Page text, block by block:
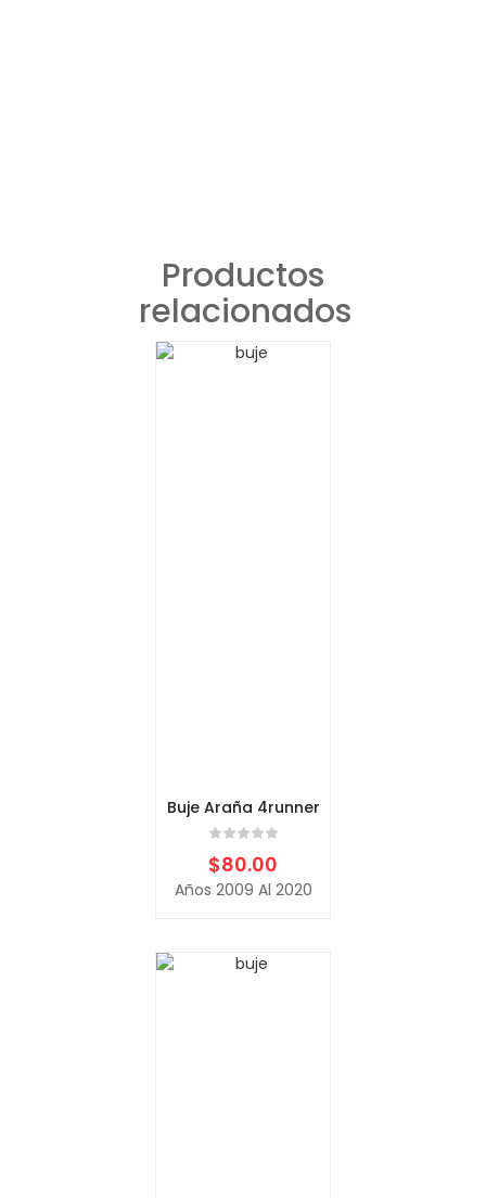
Productos
relacionados
Buje Araña 4runner
$80.00
Años 2009 Al 2020